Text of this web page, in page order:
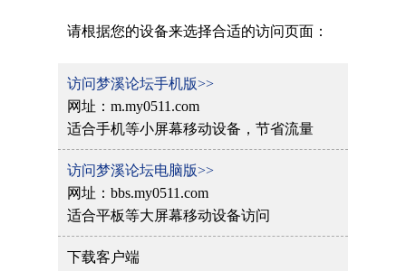
请根据您的设备来选择合适的访问页面：
访问梦溪论坛手机版>>
网址：m.my0511.com
适合手机等小屏幕移动设备，节省流量
访问梦溪论坛电脑版>>
网址：bbs.my0511.com
适合平板等大屏幕移动设备访问
下载客户端